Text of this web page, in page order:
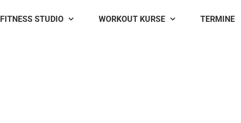
FITNESS STUDIO WORKOUT KURSE TERMINE